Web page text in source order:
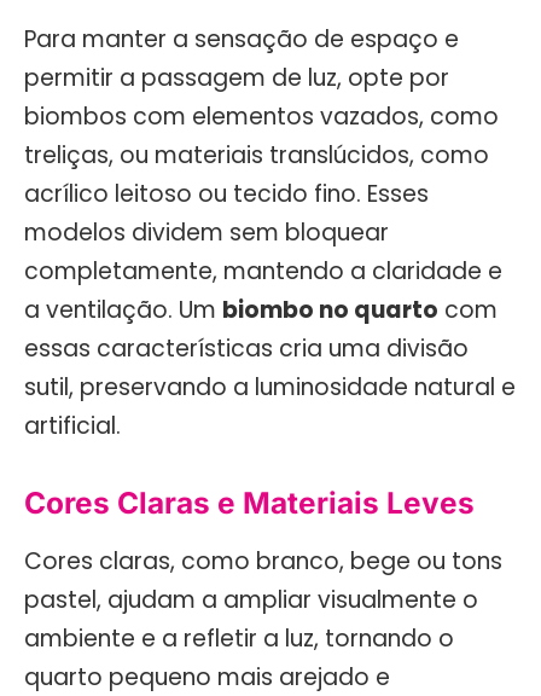
Para manter a sensação de espaço e
permitir a passagem de luz, opte por
biombos com elementos vazados, como
treliças, ou materiais translúcidos, como
acrílico leitoso ou tecido fino. Esses
modelos dividem sem bloquear
completamente, mantendo a claridade e
a ventilação. Um biombo no quarto com
essas características cria uma divisão
sutil, preservando a luminosidade natural e
artificial.
Cores Claras e Materiais Leves
Cores claras, como branco, bege ou tons
pastel, ajudam a ampliar visualmente o
ambiente e a refletir a luz, tornando o
quarto pequeno mais arejado e